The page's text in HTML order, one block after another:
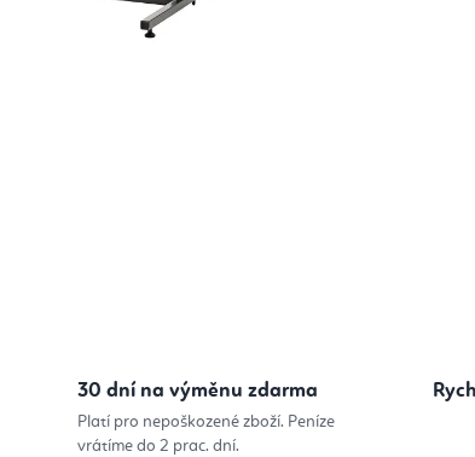
30 dní na výměnu zdarma
Platí pro nepoškozené zboží. Peníze
vrátíme do 2 prac. dní.